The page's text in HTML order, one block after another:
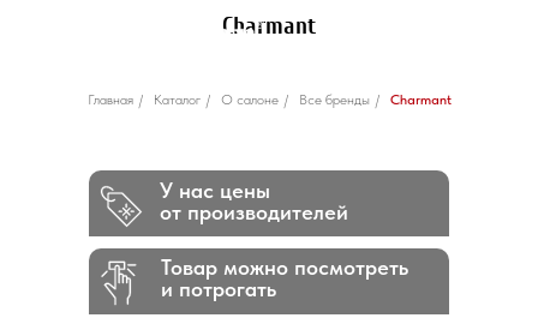
Charmant
Главная / Каталог / О салоне / Все бренды / Charmant
Товар можно посмотреть
и потрогать
У нас цены
от производителей